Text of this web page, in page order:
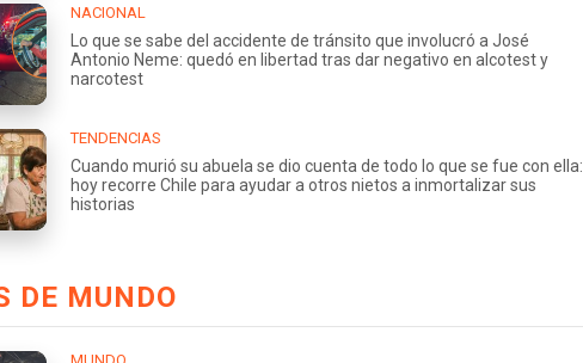
NACIONAL
Lo que se sabe del accidente de tránsito que involucró a José
Antonio Neme: quedó en libertad tras dar negativo en alcotest y
narcotest
TENDENCIAS
Cuando murió su abuela se dio cuenta de todo lo que se fue con ella:
hoy recorre Chile para ayudar a otros nietos a inmortalizar sus
historias
DE MUNDO